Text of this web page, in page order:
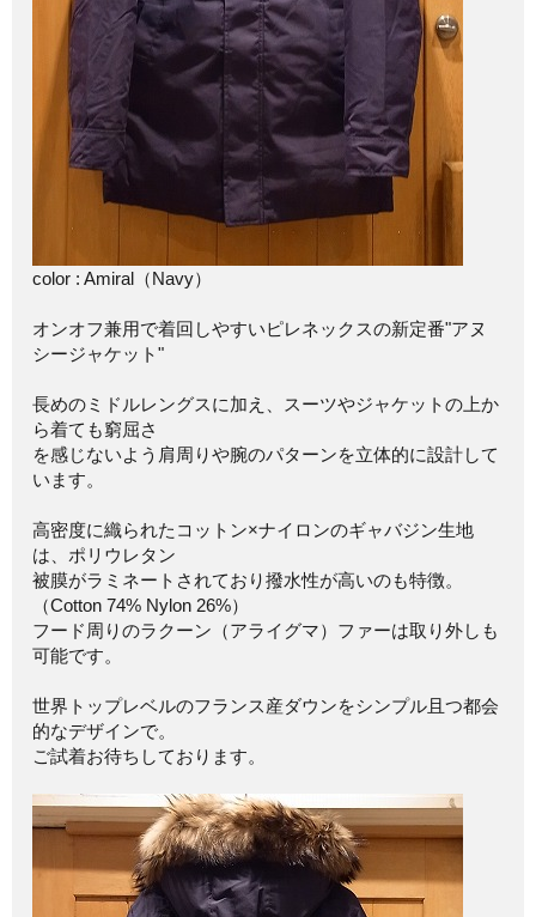
color : Amiral（Navy）
オンオフ兼用で着回しやすいピレネックスの新定番"アヌ
シージャケット"
長めのミドルレングスに加え、スーツやジャケットの上か
ら着ても窮屈さ
を感じないよう肩周りや腕のパターンを立体的に設計して
います。
高密度に織られたコットン×ナイロンのギャバジン生地
は、ポリウレタン
被膜がラミネートされており撥水性が高いのも特徴。
（Cotton 74% Nylon 26%）
フード周りのラクーン（アライグマ）ファーは取り外しも
可能です。
世界トップレベルのフランス産ダウンをシンプル且つ都会
的なデザインで。
ご試着お待ちしております。